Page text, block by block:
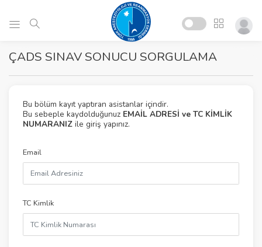
ÇADS SINAV SONUCU SORGULAMA
Bu bölüm kayıt yaptıran asistanlar içindir.
Bu sebeple kaydolduğunuz EMAİL ADRESİ ve TC KİMLİK
NUMARANIZ ile giriş yapınız.
Email
TC Kimlik